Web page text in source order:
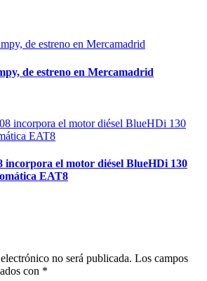
de estreno en Mercamadrid
incorpora el motor diésel BlueHDi 130
EAT8
no será publicada. Los campos
con *